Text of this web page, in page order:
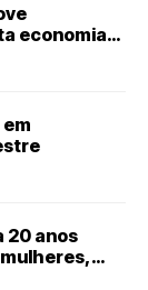
economia
eficiência
20 anos